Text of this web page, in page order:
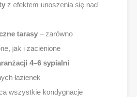
z efektem unoszenia się nad
tarasy – zarówno
jak i zacienione
4–6 sypialni
łazienek
wszystkie kondygnacje